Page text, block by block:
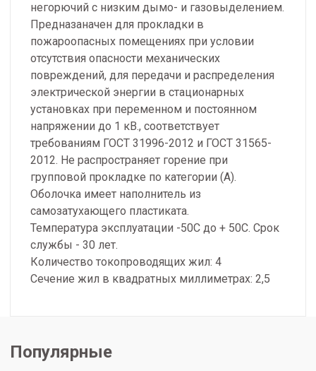
негорючий с низким дымо- и газовыделением.
Предназаначен для прокладки в
пожароопасных помещениях при условии
отсутствия опасности механических
повреждений, для передачи и распределения
электрической энергии в стационарных
установках при переменном и постоянном
напряжении до 1 кВ., соответствует
требованиям ГОСТ 31996-2012 и ГОСТ 31565-
2012. Не распространяет горение при
групповой прокладке по категории (А).
Оболочка имеет наполнитель из
самозатухающего пластиката.
Температура эксплуатации -50С до + 50С. Срок
службы - 30 лет.
Количество токопроводящих жил: 4
Сечение жил в квадратных миллиметрах: 2,5
Популярные